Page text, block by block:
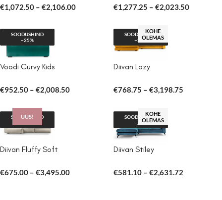
€1,072.50 – €2,106.00 €1,277.25 – €2,023.50
SOODUSHIND
−25%
Voodi Curvy Kids
€952.50 – €2,008.50
KOHE
OLEMAS
SOODUSHIND
−25%
Diivan Lazy
€768.75 – €3,198.75
UUS!
SOODUSHIND
Diivan Fluffy Soft
€675.00 – €3,495.00
KOHE
OLEMAS
SOODUSHIND
−22%
Diivan Stiley
€581.10 – €2,631.72